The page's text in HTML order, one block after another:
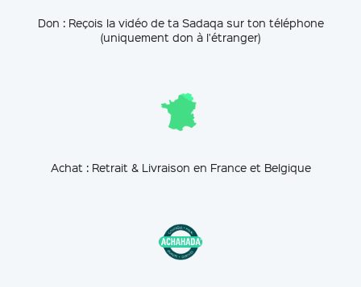
Don : Reçois la vidéo de ta Sadaqa sur ton téléphone
(uniquement don à l'étranger)
Achat : Retrait & Livraison en France et Belgique